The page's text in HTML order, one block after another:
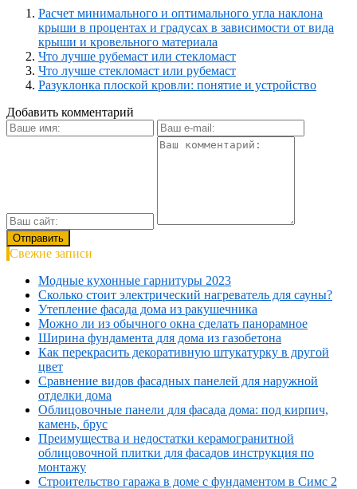
Расчет минимального и оптимального угла наклона
крыши в процентах и градусах в зависимости от вида
крыши и кровельного материала
Что лучше рубемаст или стекломаст
Что лучше стекломаст или рубемаст
Разуклонка плоской кровли: понятие и устройство
Добавить комментарий
Свежие записи
Модные кухонные гарнитуры 2023
Сколько стоит электрический нагреватель для сауны?
Утепление фасада дома из ракушечника
Можно ли из обычного окна сделать панорамное
Ширина фундамента для дома из газобетона
Как перекрасить декоративную штукатурку в другой
цвет
Сравнение видов фасадных панелей для наружной
отделки дома
Облицовочные панели для фасада дома: под кирпич,
камень, брус
Преимущества и недостатки керамогранитной
облицовочной плитки для фасадов инструкция по
монтажу
Строительство гаража в доме с фундаментом в Симс 2